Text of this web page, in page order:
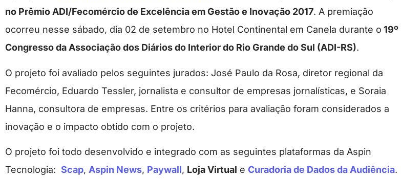
no Prêmio ADI/Fecomércio de Excelência em Gestão e Inovação 2017. A premiação
ocorreu nesse sábado, dia 02 de setembro no Hotel Continental em Canela durante o 19º
Congresso da Associação dos Diários do Interior do Rio Grande do Sul (ADI-RS).
O projeto foi avaliado pelos seguintes jurados: José Paulo da Rosa, diretor regional da
Fecomércio, Eduardo Tessler, jornalista e consultor de empresas jornalísticas, e Soraia
Hanna, consultora de empresas. Entre os critérios para avaliação foram considerados a
inovação e o impacto obtido com o projeto.
O projeto foi todo desenvolvido e integrado com as seguintes plataformas da Aspin
Tecnologia: Scap, Aspin News, Paywall, Loja Virtual e Curadoria de Dados da Audiência.